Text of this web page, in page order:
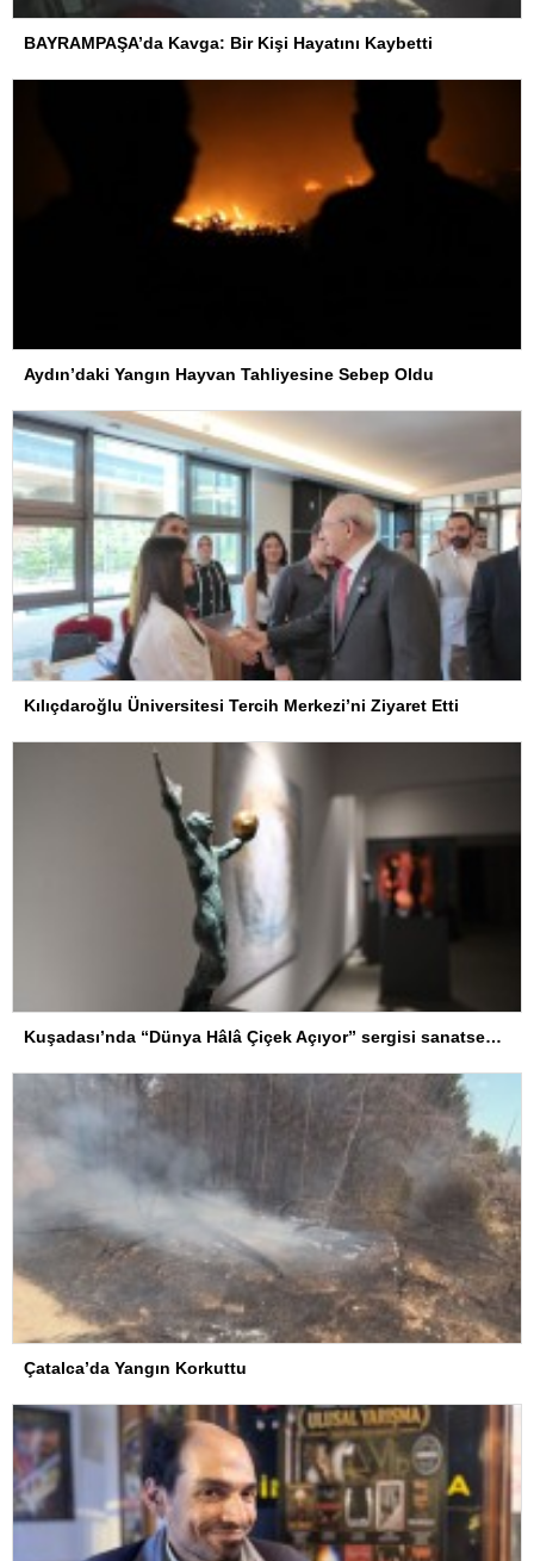
BAYRAMPAŞA’da Kavga: Bir Kişi Hayatını Kaybetti
Aydın’daki Yangın Hayvan Tahliyesine Sebep Oldu
Kılıçdaroğlu Üniversitesi Tercih Merkezi’ni Ziyaret Etti
Kuşadası’nda “Dünya Hâlâ Çiçek Açıyor” sergisi sanatseverlerle buluşuyor
Çatalca’da Yangın Korkuttu